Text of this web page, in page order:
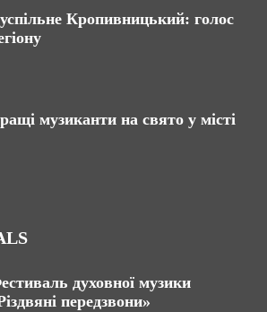
Кропивницький: голос
музиканти на свято у місті
духовної музики
передзвони»